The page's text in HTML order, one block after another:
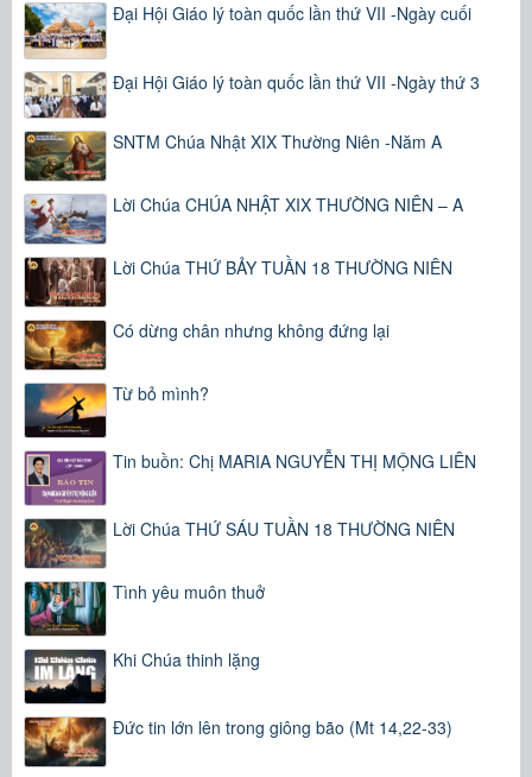
Đại Hội Giáo lý toàn quốc lần thứ VII -Ngày cuối
Đại Hội Giáo lý toàn quốc lần thứ VII -Ngày thứ 3
SNTM Chúa Nhật XIX Thường Niên -Năm A
Lời Chúa CHÚA NHẬT XIX THƯỜNG NIÊN – A
Lời Chúa THỨ BẢY TUẦN 18 THƯỜNG NIÊN
Có dừng chân nhưng không đứng lại
Từ bỏ mình?
Tin buồn: Chị MARIA NGUYỄN THỊ MỘNG LIÊN
Lời Chúa THỨ SÁU TUẦN 18 THƯỜNG NIÊN
Tình yêu muôn thuở
Khi Chúa thinh lặng
Đức tin lớn lên trong giông bão (Mt 14,22-33)